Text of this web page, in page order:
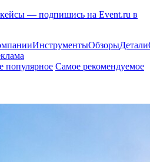
— подпишись на Event.ru в
ИнструментыОбзорыДетали
популярное Самое рекомендуемое